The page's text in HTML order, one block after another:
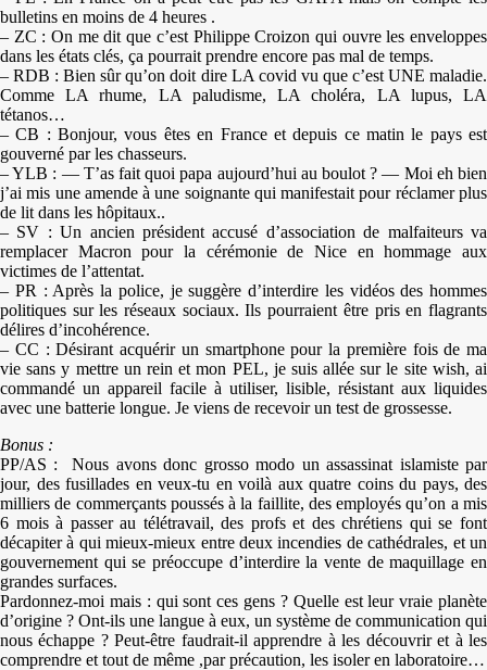
bulletins en moins de 4 heures .
– ZC : On me dit que c’est Philippe Croizon qui ouvre les enveloppes
dans les états clés, ça pourrait prendre encore pas mal de temps.
– RDB : Bien sûr qu’on doit dire LA covid vu que c’est UNE maladie.
Comme LA rhume, LA paludisme, LA choléra, LA lupus, LA
tétanos…
– CB : Bonjour, vous êtes en France et depuis ce matin le pays est
gouverné par les chasseurs.
– YLB : — T’as fait quoi papa aujourd’hui au boulot ? — Moi eh bien
j’ai mis une amende à une soignante qui manifestait pour réclamer plus
de lit dans les hôpitaux..
– SV : Un ancien président accusé d’association de malfaiteurs va
remplacer Macron pour la cérémonie de Nice en hommage aux
victimes de l’attentat.
– PR : Après la police, je suggère d’interdire les vidéos des hommes
politiques sur les réseaux sociaux. Ils pourraient être pris en flagrants
délires d’incohérence.
– CC : Désirant acquérir un smartphone pour la première fois de ma
vie sans y mettre un rein et mon PEL, je suis allée sur le site wish, ai
commandé un appareil facile à utiliser, lisible, résistant aux liquides
avec une batterie longue. Je viens de recevoir un test de grossesse.
Bonus :
PP/AS : Nous avons donc grosso modo un assassinat islamiste par
jour, des fusillades en veux-tu en voilà aux quatre coins du pays, des
milliers de commerçants poussés à la faillite, des employés qu’on a mis
6 mois à passer au télétravail, des profs et des chrétiens qui se font
décapiter à qui mieux-mieux entre deux incendies de cathédrales, et un
gouvernement qui se préoccupe d’interdire la vente de maquillage en
grandes surfaces.
Pardonnez-moi mais : qui sont ces gens ? Quelle est leur vraie planète
d’origine ? Ont-ils une langue à eux, un système de communication qui
nous échappe ? Peut-être faudrait-il apprendre à les découvrir et à les
comprendre et tout de même ,par précaution, les isoler en laboratoire…